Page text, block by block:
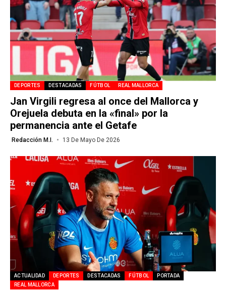
DEPORTES DESTACADAS FÚTBOL REAL MALLORCA
Jan Virgili regresa al once del Mallorca y
Orejuela debuta en la «final» por la
permanencia ante el Getafe
Redacción M.I. 13 De Mayo De 2026
ACTUALIDAD DEPORTES DESTACADAS FÚTBOL
PORTADA
REAL MALLORCA